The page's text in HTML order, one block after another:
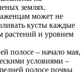
землях.
может не
кусты каждые
растений и уровнем
полосе – начало мая,
условиями –
полосе почвы